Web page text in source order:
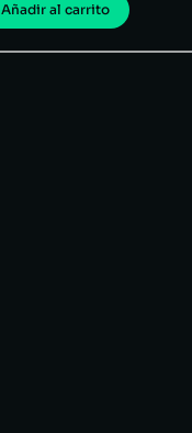
Añadir al carrito